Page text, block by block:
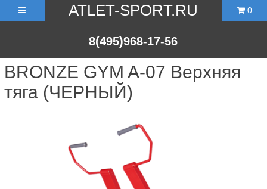
ATLET-SPORT.RU
8(495)968-17-56
0
BRONZE GYM A-07 Верхняя
тяга (ЧЕРНЫЙ)